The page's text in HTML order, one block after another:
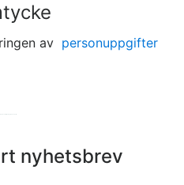
av personuppgifter
nyhetsbrev